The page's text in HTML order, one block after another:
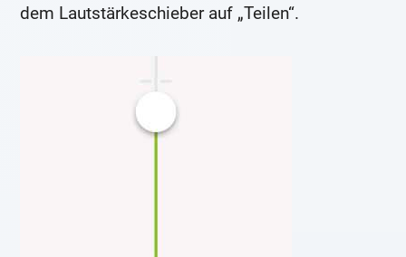
dem Lautstärkeschieber auf „Teilen“.